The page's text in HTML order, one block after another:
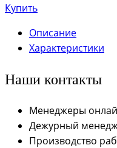
Купить
Описание
Характеристики
Наши контакты
Менеджеры
Дежурный
Производство